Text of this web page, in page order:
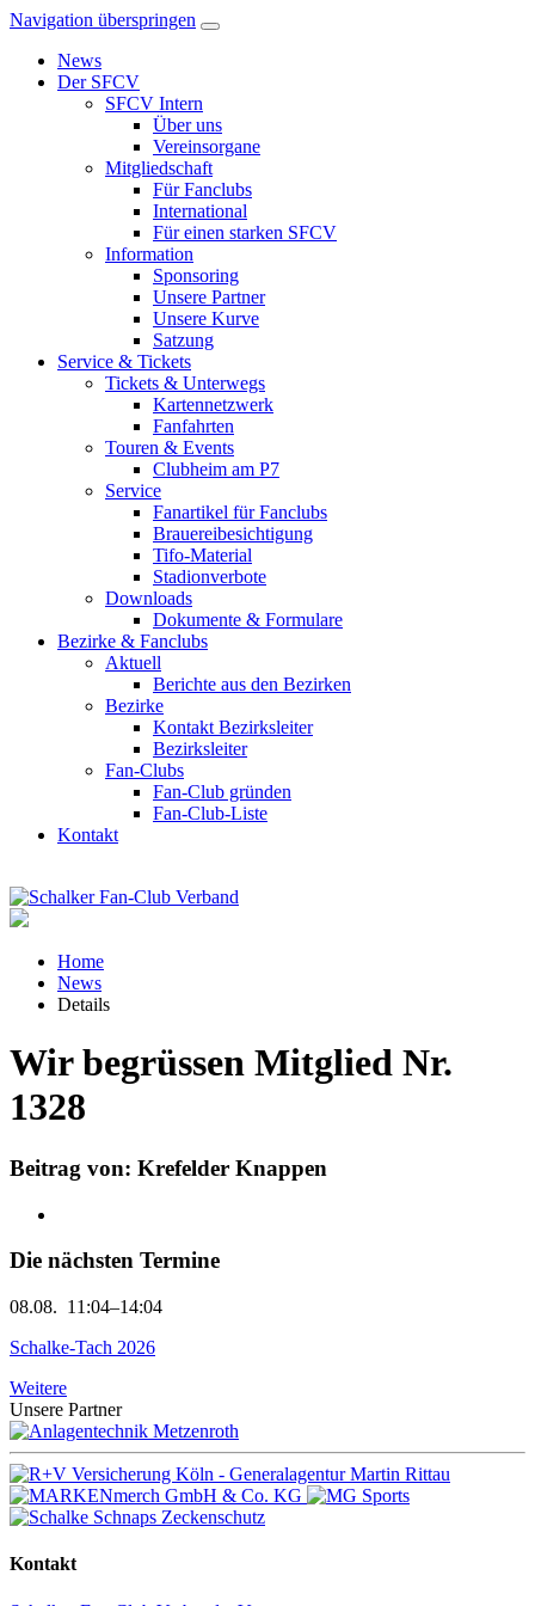
Navigation überspringen
News
Der SFCV
SFCV Intern
Über uns
Vereinsorgane
Mitgliedschaft
Für Fanclubs
International
Für einen starken SFCV
Information
Sponsoring
Unsere Partner
Unsere Kurve
Satzung
Service & Tickets
Tickets & Unterwegs
Kartennetzwerk
Fanfahrten
Touren & Events
Clubheim am P7
Service
Fanartikel für Fanclubs
Brauereibesichtigung
Tifo-Material
Stadionverbote
Downloads
Dokumente & Formulare
Bezirke & Fanclubs
Aktuell
Berichte aus den Bezirken
Bezirke
Kontakt Bezirksleiter
Bezirksleiter
Fan-Clubs
Fan-Club gründen
Fan-Club-Liste
Kontakt
Home
News
Details
Wir begrüssen Mitglied Nr.
1328
Beitrag von: Krefelder Knappen
Die nächsten Termine
08.08. 11:04–14:04
Schalke-Tach 2026
Weitere
Unsere Partner
Kontakt